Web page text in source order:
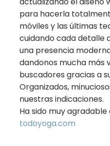
para hacerla
móviles y las últimas
cuidando cada detalle
una presencia
dandonos mucha más
buscadores gracias a
Organizados,
nuestras indicaciones.
Ha sido muy
todoyoga.com